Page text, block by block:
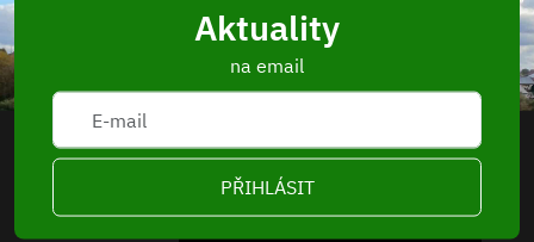
Aktuality
na email
PŘIHLÁSIT